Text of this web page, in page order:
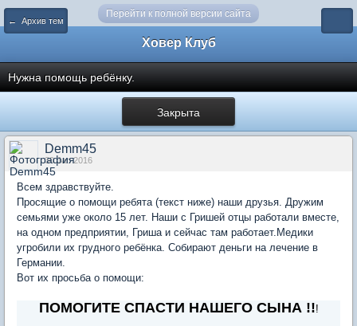
Перейти к полной версии сайта
← Архив тем
Ховер Клуб
Нужна помощь ребёнку.
Закрыта
Demm45
30 Jan 2016
Всем здравствуйте.
Просящие о помощи ребята (текст ниже) наши друзья. Дружим
семьями уже около 15 лет. Наши с Гришей отцы работали вместе,
на одном предприятии, Гриша и сейчас там работает.Медики
угробили их грудного ребёнка. Собирают деньги на лечение в
Германии.
Вот их просьба о помощи:
ПОМОГИТЕ СПАСТИ НАШЕГО СЫНА !!!